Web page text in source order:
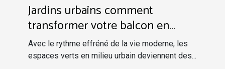
Jardins urbains comment
transformer votre balcon en
oasis verte
Avec le rythme effréné de la vie moderne, les
espaces verts en milieu urbain deviennent des...